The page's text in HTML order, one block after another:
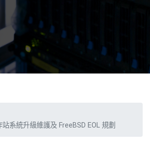
站系統升級維護及 FreeBSD EOL 規劃